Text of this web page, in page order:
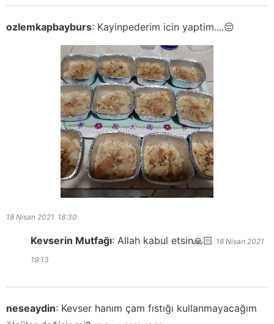
ozlemkapbayburs: Kayinpederim icin yaptim....😔
18 Nisan 2021 18:30
Kevserin Mutfağı: Allah kabul etsin🙏🏻 18 Nisan 2021
19:13
neseaydin: Kevser hanım çam fıstığı kullanmayacağım